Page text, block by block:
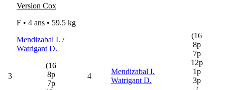
3
Version Cox
F • 4 ans • 59.5 kg
Mendizabal I. /
Watrigant D.
(16
8p
7p
4
Mendizabal I.
Watrigant D.
(16
8p
7p
12p
1p
3p